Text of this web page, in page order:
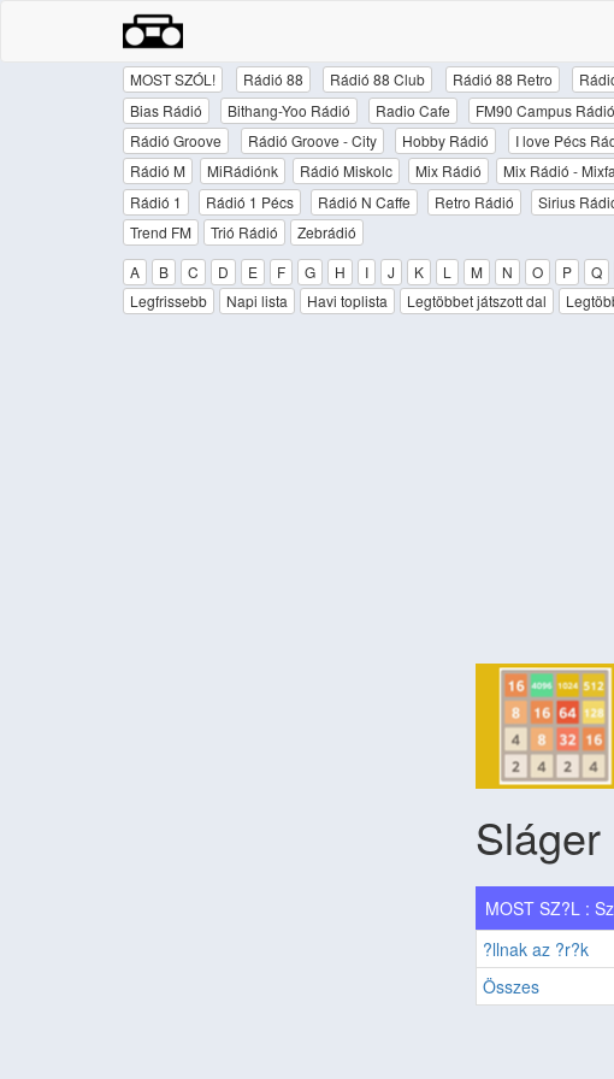
MOST SZÓL! Rádió 88 Rádió 88 Club Rádió 88 Retro
Bias Rádió
Bithang-Yoo Rádió Radio Cafe FM90 Campus Rádió
Rádió Groove
Rádió Groove - City Hobby Rádió I love Pécs
Rádió M
MiRádiónk Rádió Miskolc Mix Rádió Mix Rádió -
Rádió 1
Rádió 1 Pécs Rádió N Caffe Retro Rádió Sirius
Trend FM
Trió Rádió
Zebrádió
A
B C D E F G H I J K L M N O P Q
Legfrissebb
Napi lista Havi toplista Legtöbbet játszott dal
Sláger
MOST SZ?L :
?llnak az ?r?k
Összes